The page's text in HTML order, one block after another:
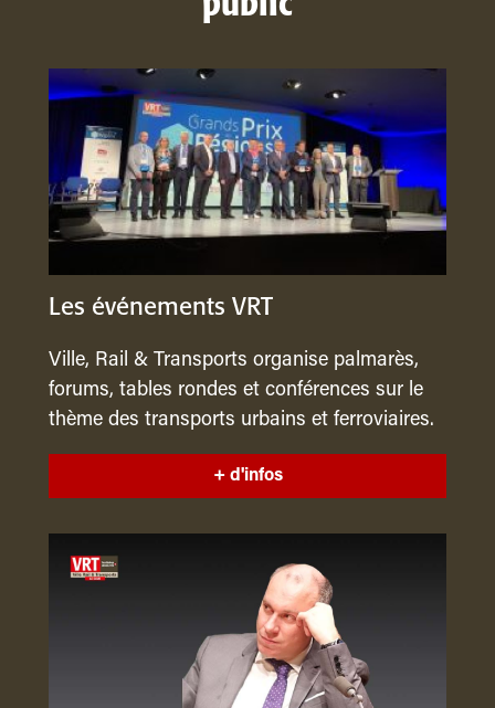
Les événements VRT
Ville, Rail & Transports organise palmarès,
forums, tables rondes et conférences sur le
thème des transports urbains et ferroviaires.
+ d'infos